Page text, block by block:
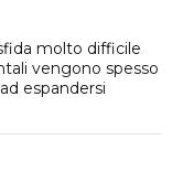
molto difficile
vengono spesso
espandersi